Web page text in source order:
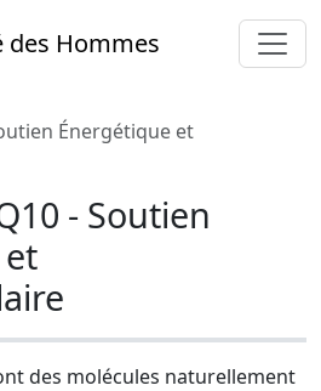
des Hommes
Énergétique et
- Soutien
des molécules naturellement